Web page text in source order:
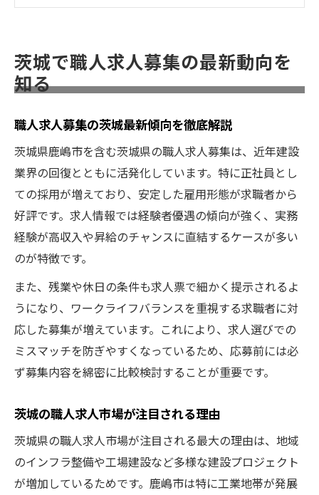
職人転職なら綿密な求人比較が重要
茨城の職人求人比較で失敗しない方法
職人転職時は求人募集の綿密な比較が肝心
茨城で職人転職先を選ぶ比較ポイント
職人求人募集を比較する際の着眼点とは
綿密な求人比較で茨城転職を成功させるコ
ツ
求人募集で高収入を目指すポイント解説
茨城で高収入職人求人を選ぶ注目ポイント
職人求人募集で高収入を得るための条件
高収入職人を目指す求人選択のコツ
茨城で収入アップを叶える求人募集戦略
職人求人募集で年収アップに必要な視点
茨城の職人仕事が選ばれる理由とは
茨城職人仕事の魅力と求人募集の強み
職人が茨城で活躍する背景と求人事情
茨城の職人求人募集が支持される理由
働きやすさで選ぶ茨城の職人求人募集
茨城で職人求人募集の最新動向を
知る
職人求人募集の茨城最新傾向を徹底解説
茨城県鹿嶋市を含む茨城県の職人求人募集は、近年建設
業界の回復とともに活発化しています。特に正社員とし
ての採用が増えており、安定した雇用形態が求職者から
好評です。求人情報では経験者優遇の傾向が強く、実務
経験が高収入や昇給のチャンスに直結するケースが多い
のが特徴です。
また、残業や休日の条件も求人票で細かく提示されるよ
うになり、ワークライフバランスを重視する求職者に対
応した募集が増えています。これにより、求人選びでの
ミスマッチを防ぎやすくなっているため、応募前には必
ず募集内容を綿密に比較検討することが重要です。
茨城の職人求人市場が注目される理由
茨城県の職人求人市場が注目される最大の理由は、地域
のインフラ整備や工場建設など多様な建設プロジェクト
が増加しているためです。鹿嶋市は特に工業地帯が発展